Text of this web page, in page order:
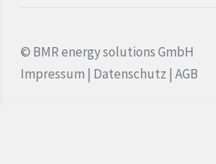
Aktuelles
© BMR energy solutions GmbH
Impressum | Datenschutz | AGB